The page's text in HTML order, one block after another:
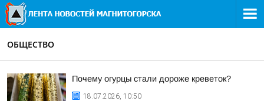
ОБЩЕСТВО
Почему огурцы стали дороже креветок?
18.07.2026, 10:50